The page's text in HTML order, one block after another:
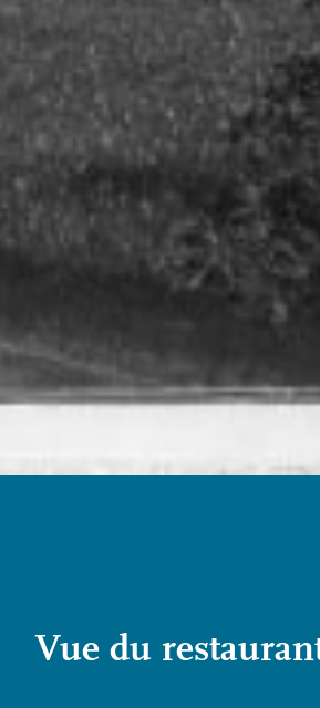
Vue du